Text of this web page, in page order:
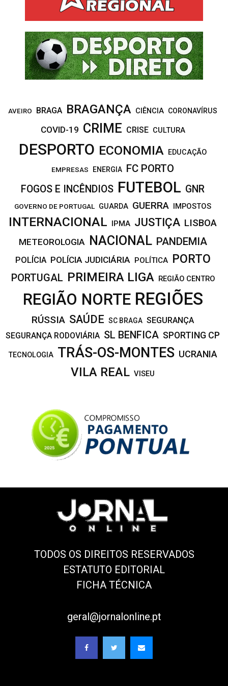
AVEIRO BRAGA BRAGANÇA CIÊNCIA CORONAVÍRUS
COVID-19 CRIME CRISE CULTURA
DESPORTO ECONOMIA EDUCAÇÃO
EMPRESAS ENERGIA FC PORTO
FOGOS E INCÊNDIOS FUTEBOL GNR
GOVERNO DE PORTUGAL GUARDA GUERRA IMPOSTOS
INTERNACIONAL IPMA JUSTIÇA LISBOA
METEOROLOGIA NACIONAL PANDEMIA
POLÍCIA POLÍCIA JUDICIÁRIA POLÍTICA PORTO
PORTUGAL PRIMEIRA LIGA REGIÃO CENTRO
REGIÃO NORTE REGIÕES
RÚSSIA SAÚDE SC BRAGA SEGURANÇA
SEGURANÇA RODOVIÁRIA SL BENFICA SPORTING CP
TECNOLOGIA TRÁS-OS-MONTES UCRANIA
VILA REAL VISEU
TODOS OS DIREITOS RESERVADOS
ESTATUTO EDITORIAL
FICHA TÉCNICA
geral@jornalonline.pt